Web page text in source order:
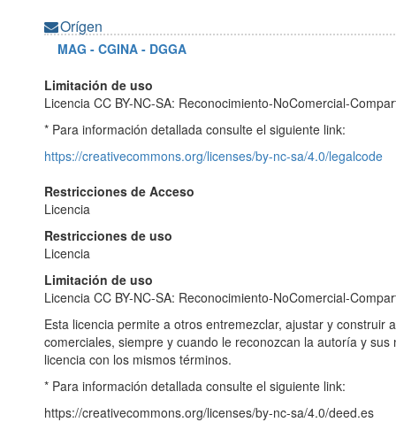
Orígen
MAG - CGINA - DGGA
Limitación de uso
Licencia CC BY-NC-SA: Reconocimiento-NoComercial-
* Para información detallada consulte el siguiente link:
https://creativecommons.org/licenses/by-nc-sa/4.0/legalcode
Restricciones de Acceso
Licencia
Restricciones de uso
Licencia
Limitación de uso
Licencia CC BY-NC-SA: Reconocimiento-NoComercial-
Esta licencia permite a otros entremezclar, ajustar y construir
comerciales, siempre y cuando le reconozcan la autoría y
licencia con los mismos términos.
* Para información detallada consulte el siguiente link:
https://creativecommons.org/licenses/by-nc-sa/4.0/deed.es